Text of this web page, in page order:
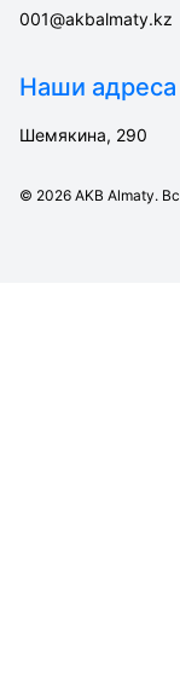
001@akbalmaty.kz
Наши адреса
Шемякина, 290
© 2026 AKB Almaty.